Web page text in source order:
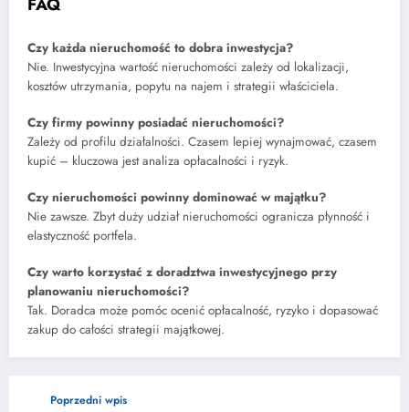
FAQ
Czy każda nieruchomość to dobra inwestycja?
Nie. Inwestycyjna wartość nieruchomości zależy od lokalizacji,
kosztów utrzymania, popytu na najem i strategii właściciela.
Czy firmy powinny posiadać nieruchomości?
Zależy od profilu działalności. Czasem lepiej wynajmować, czasem
kupić – kluczowa jest analiza opłacalności i ryzyk.
Czy nieruchomości powinny dominować w majątku?
Nie zawsze. Zbyt duży udział nieruchomości ogranicza płynność i
elastyczność portfela.
Czy warto korzystać z doradztwa inwestycyjnego przy
planowaniu nieruchomości?
Tak. Doradca może pomóc ocenić opłacalność, ryzyko i dopasować
zakup do całości strategii majątkowej.
Poprzedni wpis